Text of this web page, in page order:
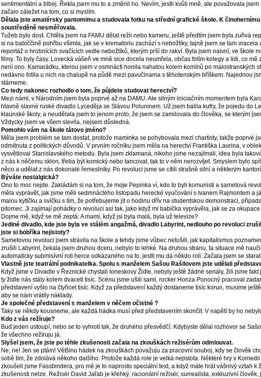
sentimentální a blbej. Řekla jsem mu to a změnil ho. Nevím, jestli kvůli mně, ale považovala jsem
začalo záležet na tom, co si myslím.
Dělala jste amatérsky pantomimu a studovala fotku na střední grafické škole. K
soustředěně nesměřovala.
Tužeb bylo dost. Chtěla jsem na FAMU dělat režii nebo kameru, ještě předtím jsem byla zuřivá
si na babiččině pohřbu všimla, jak se v krematoriu zachází s nebožtíky, tajně jsem se tam vracela
reportáž o hrobnících svačících vedle nebožtíků, kterým prší do rakví. Byla jsem naivní, ve škole
filmy. To byly časy. Lovecká vášeň ve mně sice docela neumřela, občas fotím kolegy a lidi, co mě
není ono. Kamarádku, kterou jsem v osmnácti honila nahatou kolem komínů po malostranských
nedávno fotila u nich na chalupě na půdě mezi pavučinama s těhotenským bříškem. Najednou
stárneme.
Co tedy nakonec rozhodlo o tom, že půjdete studovat herectví?
Mezi námi, v Národním jsem byla poprvé až na DAMU. Ale silným iniciačním momentem byla
hlavně slavné ruské divadlo Lyceděja se Slávou Poluninem. Už jsem balila kufry, že pojedu do
klaunské školy, a neudělala jsem to jenom proto, že jsem se zamilovala do člověka, se kterým
Vždycky jsem ve všem slevila, nejsem důsledná.
Pomohlo vám na škole tátovo jméno?
Měla jsem problém se tam dostat, protože maminka se pohybovala mezi chartisty, takže poprvé
odmítnuta z politických důvodů. V prvním ročníku jsem měla na herectví Františka Laurina, v
vysvětloval Stanislavského metodu. Byla jsem zklamaná, nikoho jsme nezajímali, idea byla
z nás k něčemu sklon, třeba být komický nebo tancovat, tak to v něm nerozvíjet. Smyslem bylo
něco a udělat z nás dokonalé řemeslníky. Po revoluci jsme se cítili strašně silní a některým
Býváte nostalgická?
Ono to moc nejde. Zakládám si na tom, že moje Pepinka ví, kdo to byli komunisti a sametová
měla vyprávět, jak jsme měli sedmnáctého listopadu herecké vyučování s Ivanem Rajmontem a
malou kytičku a svíčku s tím, že potřebujeme jít o hodinu dřív na studentskou demonstraci,
pitomec. Ji zajímají pohádky o revoluci asi tak, jako když mi babička vyprávěla, jak se za
Dojme mě, když se mě zeptá: A mami, když jsi byla malá, byla už televize?
Jediné divadlo, kde jste byla ve stálém angažmá, divadlo Labyrint, nedlouho po revoluci
jste si bobříka nejistoty?
Sametovou revoluci jsem strávila na škole a tehdy jsme vůbec netušili, jak kapitalismus
zrušili Labyrint, čekala jsem druhou dceru, nebylo to lehké. Na druhou stranu, ta situace mě
automaticky submisívní roli herce odkázaného na to, jestli mu dá někdo roli. Začala jsem se
Vlastně jste teatrální podnikatelka. Spolu s manželem Sašou Rašilovem jste udělali
Když jsme v Divadle v Řeznické chystali Ioneskovy Židle, nebyly ještě žádné seriály, žili jsme fakt
ty židle nás stály kolem dvaceti tisíc. Scénu jsme ušili sami, rocker Honza Ponocný pracoval
představení vyšlo na čtyřicet tisíc. Když za představení každý dostaneme tisíc korun, musíme
aby se nám vrátily náklady.
Je společné představení s manželem v něčem očistné ?
Taky se někdy kousneme, ale každá hádka musí před představením skončit. V napětí by ho
Kdo z vás režíruje?
Buď jeden ustoupí, nebo se to vyhrotí tak, že druhého přesvědčí. Kdybyste dělal rozhovor se
že všechno režíruju já.
Slyšel jsem, že jste po téhle zkušenosti začala na zkouškách režisérům odmlouvat.
Ne, ne! Jen se ptám! Většinu hádek na zkouškách považuju za pracovní souboj, kdy se člověk
sobě tím, že zdolává někoho dalšího. Protože každá role je velká nejistota. Některé hry v
zkoušeli jsme Fassbindera, pro mě je to naprosto speciální text, a když máte hrát vášnivý vztah k
zkušenosti nelze. Režisér David Jařab je křehký, racionální režisér, surrealista, exkluzívní člověk,